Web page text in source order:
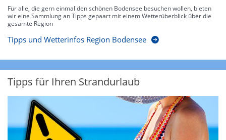
Für alle, die gern einmal den schönen Bodensee besuchen wollen, bieten
wir eine Sammlung an Tipps gepaart mit einem Wetterüberblick über die
gesamte Region
Tipps und Wetterinfos Region Bodensee
Tipps für Ihren Strandurlaub